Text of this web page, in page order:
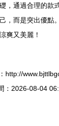
，通過合理的款
，而是突出優點
爽又美麗！
http://
：2026-08-04